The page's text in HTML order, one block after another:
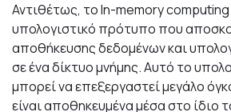
Αντιθέτως, το In-memory computing
υπολογιστικό πρότυπο που
αποθήκευσης δεδομένων και
σε ένα δίκτυο μνήμης. Αυτό το
μπορεί να επεξεργαστεί μεγάλο
είναι αποθηκευμένα μέσα στο ίδιο